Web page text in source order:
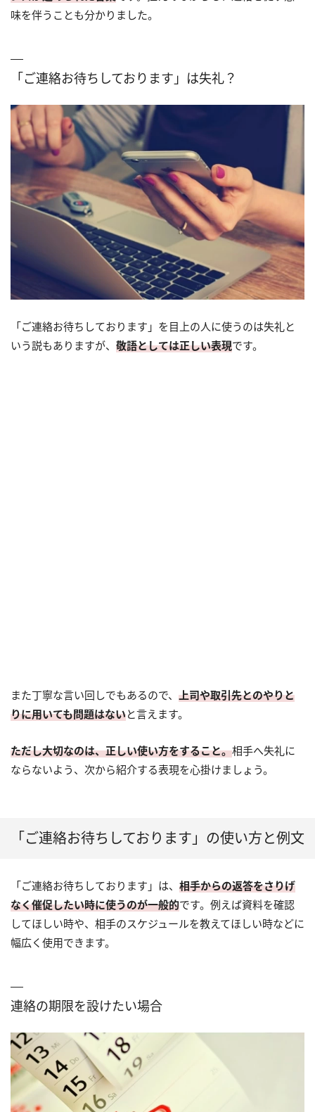
味を伴うことも分かりました。
「ご連絡お待ちしております」は失礼？
「ご連絡お待ちしております」を目上の人に使うのは失礼と
いう説もありますが、 敬語としては正しい表現です。
また丁寧な言い回しでもあるので、 上司や取引先とのやりと
りに用いても問題はないと言えます。
ただし大切なのは、正しい使い方をすること。相手へ失礼に
ならないよう、次から紹介する表現を心掛けましょう。
「ご連絡お待ちしております」の使い方と例文
「ご連絡お待ちしております」は、 相手からの返答をさりげ
なく催促したい時に使うのが一般的です。例えば資料を確認
してほしい時や、相手のスケジュールを教えてほしい時などに
幅広く使用できます。
連絡の期限を設けたい場合